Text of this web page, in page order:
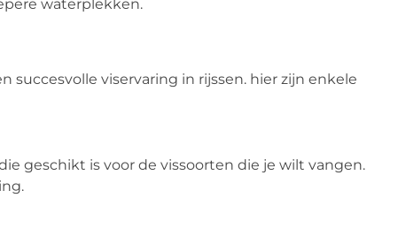
waterplekken.
succesvolle viservaring in rijssen. hier zijn enkele
geschikt is voor de vissoorten die je wilt vangen.